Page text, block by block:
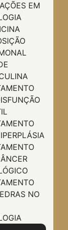
EM
NO